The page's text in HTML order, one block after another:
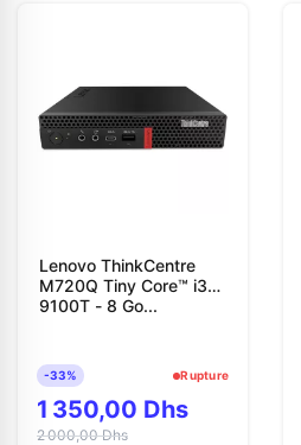
Lenovo ThinkCentre
M720Q Tiny Core™ i3-
9100T - 8 Go...
-33% Rupture
1 350,00 Dhs
2 000,00 Dhs